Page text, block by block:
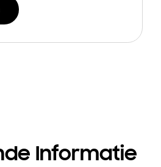
Informatie